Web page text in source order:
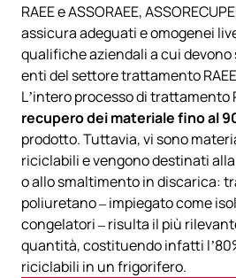
RAEE e ASSORAEE,
assicura adeguati e omogenei
qualifiche aziendali a cui
enti del settore trattamento
L’intero processo di trattamento
recupero dei materiale fino al
prodotto. Tuttavia, vi sono
riciclabili e vengono destinati
o allo smaltimento in discarica:
poliuretano – impiegato come
congelatori – risulta il più
quantità, costituendo infatti
riciclabili in un frigorifero.